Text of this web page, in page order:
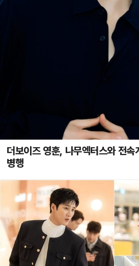
더보이즈 영훈, 나무엑터스와 전속
병행